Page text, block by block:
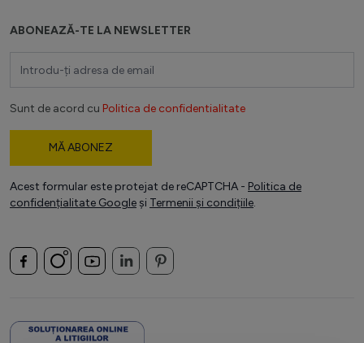
ABONEAZĂ-TE LA NEWSLETTER
Sunt de acord cu Politica de confidentialitate
MĂ ABONEZ
Acest formular este protejat de reCAPTCHA - Politica de
confidențialitate Google și Termenii și condițiile.